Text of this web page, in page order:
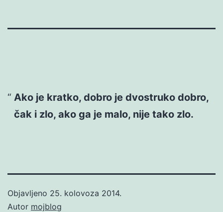
Ako je kratko, dobro je dvostruko dobro,
čak i zlo, ako ga je malo, nije tako zlo.
Objavljeno 25. kolovoza 2014.
Autor mojblog